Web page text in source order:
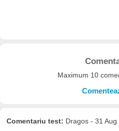
Maximum 10
Comentariu test: Dragos - 31 Aug